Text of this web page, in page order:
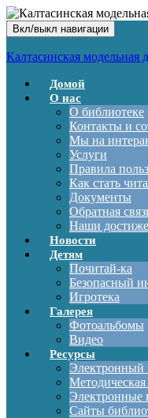
Вкл/выкл навигации
Калтасинская модельная
Домой
О нас
О библиотеке
Контакты и
Мы на
Услуги
Правила
Как стать
Документы
Обратная
Наши
Новости
Детям
Почитай-ка
Безопасный
Игротека
Галерея
Фотоальбомы
Видео
Ресурсы
Электронный
Методическая
Электронные
Сайты